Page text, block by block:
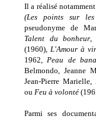
Il a réalisé
(Les points sur
pseudonyme de
Talent du bonheur,
(1960), L'Amour à
1962,Peau de
Belmondo, Jeanne
Jean-Pierre Marielle,
ou Feu à volonté
Parmi ses